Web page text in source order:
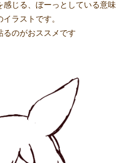
じる、ぼーっとしている意味
ラストです。
るのがおススメです